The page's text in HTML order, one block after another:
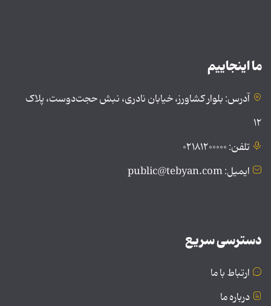
ما اینجاییم
آدرس: بلوار کشاورز، خیابان نادری، نبش حجت‌دوست، پلاک
۱۲
تلفن: ۰۲۱۸۱۲۰۰۰۰۰
ایمیل: public@tebyan.com
دسترسی سریع
ارتباط با ما
درباره ما